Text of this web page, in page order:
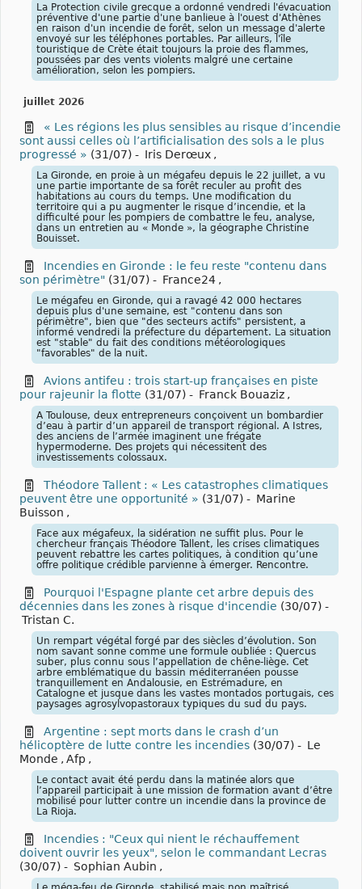
La Protection civile grecque a ordonné vendredi l'évacuation
préventive d'une partie d'une banlieue à l'ouest d'Athènes
en raison d'un incendie de forêt, selon un message d'alerte
envoyé sur les téléphones portables. Par ailleurs, l'île
touristique de Crète était toujours la proie des flammes,
poussées par des vents violents malgré une certaine
amélioration, selon les pompiers.
juillet 2026
« Les régions les plus sensibles au risque d’incendie
sont aussi celles où l’artificialisation des sols a le plus
progressé » (31/07) - Iris Derœux ,
La Gironde, en proie à un mégafeu depuis le 22 juillet, a vu
une partie importante de sa forêt reculer au profit des
habitations au cours du temps. Une modification du
territoire qui a pu augmenter le risque d’incendie, et la
difficulté pour les pompiers de combattre le feu, analyse,
dans un entretien au « Monde », la géographe Christine
Bouisset.
Incendies en Gironde : le feu reste "contenu dans
son périmètre" (31/07) - France24 ,
Le mégafeu en Gironde, qui a ravagé 42 000 hectares
depuis plus d'une semaine, est "contenu dans son
périmètre", bien que "des secteurs actifs" persistent, a
informé vendredi la préfecture du département. La situation
est "stable" du fait des conditions météorologiques
"favorables" de la nuit.
Avions antifeu : trois start-up françaises en piste
pour rajeunir la flotte (31/07) - Franck Bouaziz ,
A Toulouse, deux entrepreneurs conçoivent un bombardier
d’eau à partir d’un appareil de transport régional. A Istres,
des anciens de l’armée imaginent une frégate
hypermoderne. Des projets qui nécessitent des
investissements colossaux.
Théodore Tallent : « Les catastrophes climatiques
peuvent être une opportunité » (31/07) - Marine
Buisson ,
Face aux mégafeux, la sidération ne suffit plus. Pour le
chercheur français Théodore Tallent, les crises climatiques
peuvent rebattre les cartes politiques, à condition qu’une
offre politique crédible parvienne à émerger. Rencontre.
Pourquoi l'Espagne plante cet arbre depuis des
décennies dans les zones à risque d'incendie (30/07) -
Tristan C.
Un rempart végétal forgé par des siècles d’évolution. Son
nom savant sonne comme une formule oubliée : Quercus
suber, plus connu sous l’appellation de chêne-liège. Cet
arbre emblématique du bassin méditerranéen pousse
tranquillement en Andalousie, en Estrémadure, en
Catalogne et jusque dans les vastes montados portugais, ces
paysages agrosylvopastoraux typiques du sud du pays.
Argentine : sept morts dans le crash d’un
hélicoptère de lutte contre les incendies (30/07) - Le
Monde , Afp ,
Le contact avait été perdu dans la matinée alors que
l’appareil participait à une mission de formation avant d’être
mobilisé pour lutter contre un incendie dans la province de
La Rioja.
Incendies : "Ceux qui nient le réchauffement
doivent ouvrir les yeux", selon le commandant Lecras
(30/07) - Sophian Aubin ,